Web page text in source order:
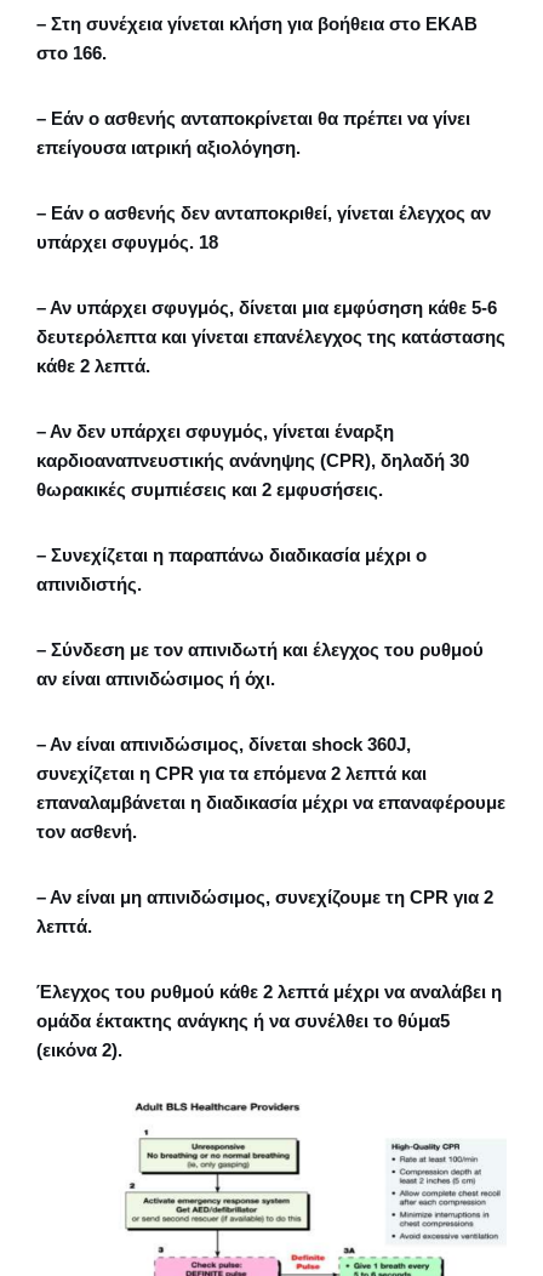
– Στη συνέχεια γίνεται κλήση για βοήθεια στο ΕΚΑΒ
στο 166.
– Εάν ο ασθενής ανταποκρίνεται θα πρέπει να γίνει
επείγουσα ιατρική αξιολόγηση.
– Εάν ο ασθενής δεν ανταποκριθεί, γίνεται έλεγχος αν
υπάρχει σφυγμός. 18
– Αν υπάρχει σφυγμός, δίνεται μια εμφύσηση κάθε 5-6
δευτερόλεπτα και γίνεται επανέλεγχος της κατάστασης
κάθε 2 λεπτά.
– Αν δεν υπάρχει σφυγμός, γίνεται έναρξη
καρδιοαναπνευστικής ανάνηψης (CPR), δηλαδή 30
θωρακικές συμπιέσεις και 2 εμφυσήσεις.
– Συνεχίζεται η παραπάνω διαδικασία μέχρι ο
απινιδιστής.
– Σύνδεση με τον απινιδωτή και έλεγχος του ρυθμού
αν είναι απινιδώσιμος ή όχι.
– Αν είναι απινιδώσιμος, δίνεται shock 360J,
συνεχίζεται η CPR για τα επόμενα 2 λεπτά και
επαναλαμβάνεται η διαδικασία μέχρι να επαναφέρουμε
τον ασθενή.
– Αν είναι μη απινιδώσιμος, συνεχίζουμε τη CPR για 2
λεπτά.
Έλεγχος του ρυθμού κάθε 2 λεπτά μέχρι να αναλάβει η
ομάδα έκτακτης ανάγκης ή να συνέλθει το θύμα5
(εικόνα 2).